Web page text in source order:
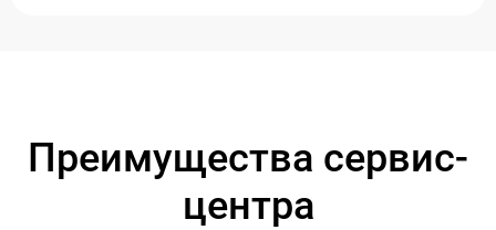
Преимущества сервис-
центра